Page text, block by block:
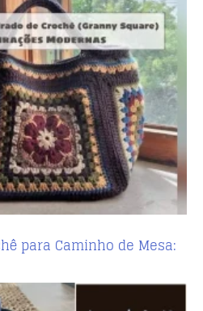
para Caminho de Mesa: